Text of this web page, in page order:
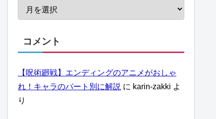
コメント
【呪術廻戦】エンディングのアニメがおしゃ
れ！キャラのパート別に解説 に karin-zakki よ
り